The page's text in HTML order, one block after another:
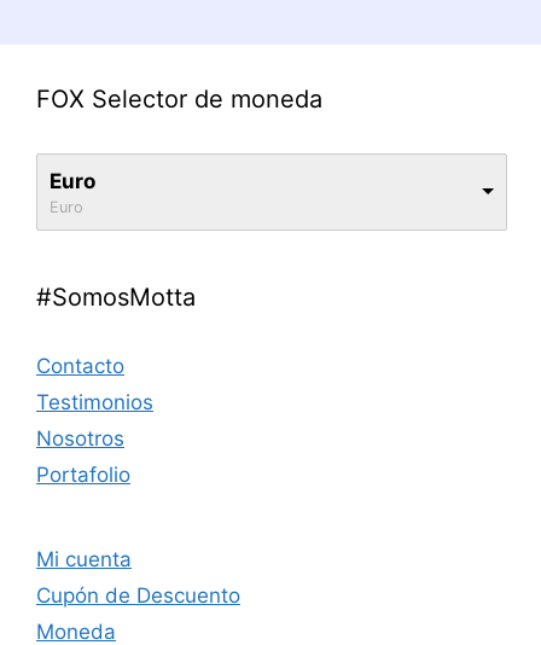
FOX Selector de moneda
Euro
Euro
#SomosMotta
Contacto
Testimonios
Nosotros
Portafolio
Mi cuenta
Cupón de Descuento
Moneda